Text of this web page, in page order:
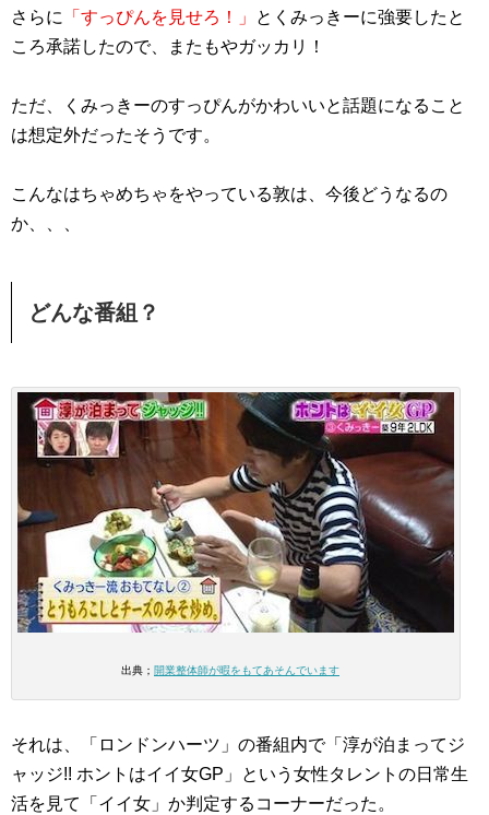
さらに
「すっぴんを見せろ！」
とくみっきーに強要したと
ころ承諾したので、またもやガッカリ！
ただ、くみっきーのすっぴんがかわいいと話題になること
は想定外だったそうです。
こんなはちゃめちゃをやっている敦は、今後どうなるの
か、、、
どんな番組？
出典； 開業整体師が暇をもてあそんでいます
それは、「ロンドンハーツ」の番組内で「淳が泊まってジ
ャッジ!! ホントはイイ女GP」という女性タレントの日常生
活を見て「イイ女」か判定するコーナーだった。